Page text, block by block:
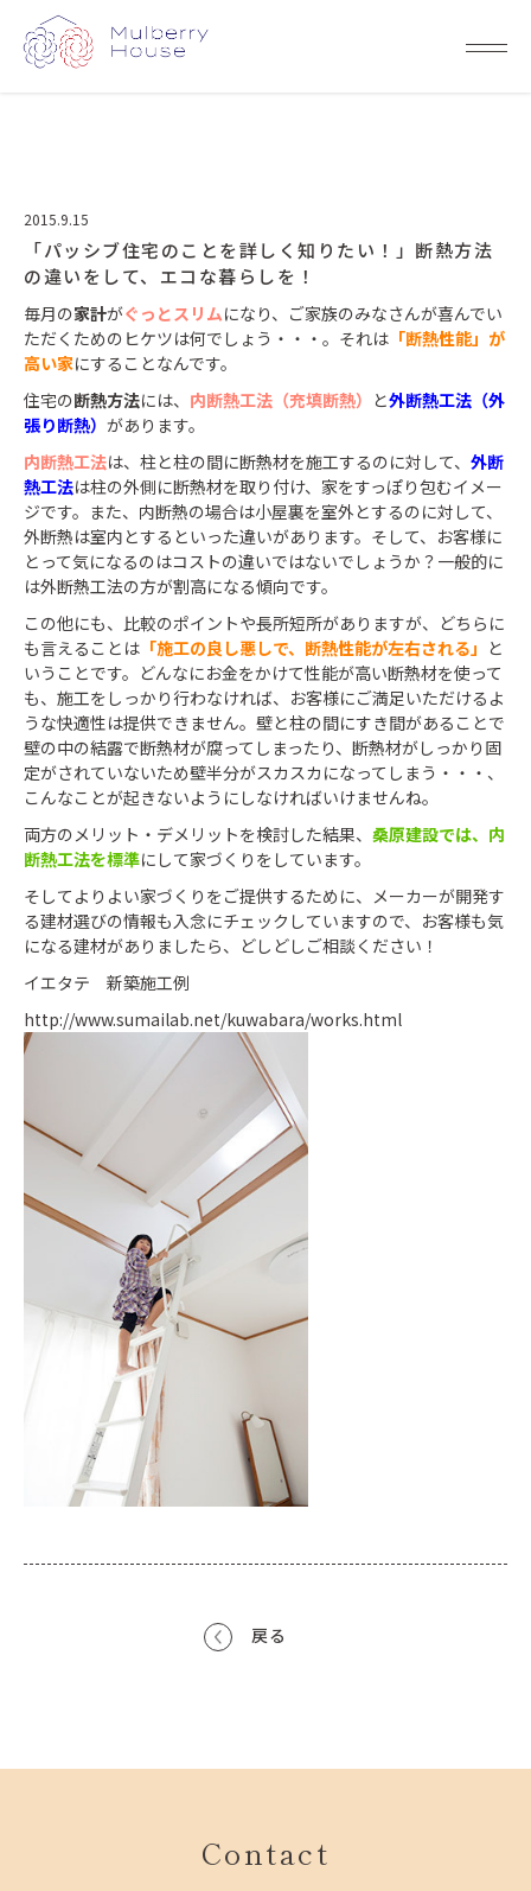
2015.9.15
「パッシブ住宅のことを詳しく知りたい！」断熱方法
の違いをして、エコな暮らしを！
毎月の家計がぐっとスリムになり、ご家族のみなさんが喜んでい
ただくためのヒケツは何でしょう・・・。それは 「断熱性能」が
高い家にすることなんです。
住宅の断熱方法には、 内断熱工法（充填断熱） と外断熱工法（外
張り断熱） があります。
内断熱工法は、柱と柱の間に断熱材を施工するのに対して、 外断
熱工法は柱の外側に断熱材を取り付け、家をすっぽり包むイメー
ジです。また、内断熱の場合は小屋裏を室外とするのに対して、
外断熱は室内とするといった違いがあります。そして、お客様に
とって気になるのはコストの違いではないでしょうか？一般的に
は外断熱工法の方が割高になる傾向です。
この他にも、比較のポイントや長所短所がありますが、どちらに
も言えることは 「施工の良し悪しで、断熱性能が左右される」 と
いうことです。どんなにお金をかけて性能が高い断熱材を使って
も、施工をしっかり行わなければ、お客様にご満足いただけるよ
うな快適性は提供できません。壁と柱の間にすき間があることで
壁の中の結露で断熱材が腐ってしまったり、断熱材がしっかり固
定がされていないため壁半分がスカスカになってしまう・・・、
こんなことが起きないようにしなければいけませんね。
両方のメリット・デメリットを検討した結果、 桑原建設では、内
断熱工法を標準にして家づくりをしています。
そしてよりよい家づくりをご提供するために、メーカーが開発す
る建材選びの情報も入念にチェックしていますので、お客様も気
になる建材がありましたら、どしどしご相談ください！
イエタテ 新築施工例
http://www.sumailab.net/kuwabara/works.html
戻る
Contact